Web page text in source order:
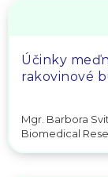
Účinky
rakovinové
Mgr. Barbora
Biomedical